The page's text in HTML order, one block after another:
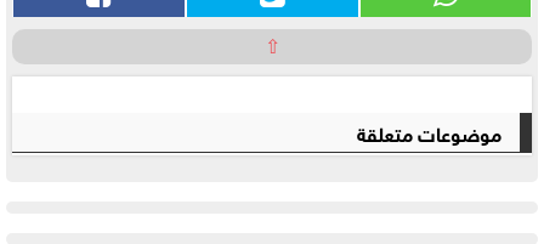
⇧
موضوعات متعلقة